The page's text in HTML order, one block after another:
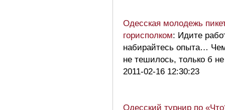
Одесская молодежь
горисполком: Идите
набирайтесь опыта…
не тешилось, только б
2011-02-16 12:30:23
Одесский турнир по